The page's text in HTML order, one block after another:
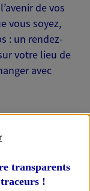
de vos
vous soyez,
: un rendez-
votre lieu de
avec
transparents
!